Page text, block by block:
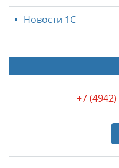
Новости 1С
+7 (4942)